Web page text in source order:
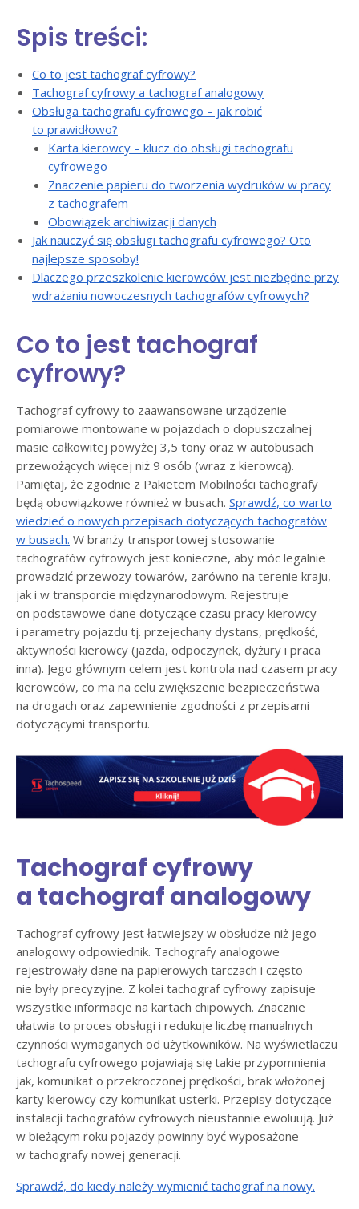
Spis treści:
Co to jest tachograf cyfrowy?
Tachograf cyfrowy a tachograf analogowy
Obsługa tachografu cyfrowego – jak robić
to prawidłowo?
Karta kierowcy – klucz do obsługi tachografu
cyfrowego
Znaczenie papieru do tworzenia wydruków w pracy
z tachografem
Obowiązek archiwizacji danych
Jak nauczyć się obsługi tachografu cyfrowego? Oto
najlepsze sposoby!
Dlaczego przeszkolenie kierowców jest niezbędne przy
wdrażaniu nowoczesnych tachografów cyfrowych?
Co to jest tachograf
cyfrowy?
Tachograf cyfrowy to zaawansowane urządzenie
pomiarowe montowane w pojazdach o dopuszczalnej
masie całkowitej powyżej 3,5 tony oraz w autobusach
przewożących więcej niż 9 osób (wraz z kierowcą).
Pamiętaj, że zgodnie z Pakietem Mobilności tachografy
będą obowiązkowe również w busach. Sprawdź, co warto
wiedzieć o nowych przepisach dotyczących tachografów
w busach. W branży transportowej stosowanie
tachografów cyfrowych jest konieczne, aby móc legalnie
prowadzić przewozy towarów, zarówno na terenie kraju,
jak i w transporcie międzynarodowym. Rejestruje
on podstawowe dane dotyczące czasu pracy kierowcy
i parametry pojazdu tj. przejechany dystans, prędkość,
aktywności kierowcy (jazda, odpoczynek, dyżury i praca
inna). Jego głównym celem jest kontrola nad czasem pracy
kierowców, co ma na celu zwiększenie bezpieczeństwa
na drogach oraz zapewnienie zgodności z przepisami
dotyczącymi transportu.
Tachograf cyfrowy
a tachograf analogowy
Tachograf cyfrowy jest łatwiejszy w obsłudze niż jego
analogowy odpowiednik. Tachografy analogowe
rejestrowały dane na papierowych tarczach i często
nie były precyzyjne. Z kolei tachograf cyfrowy zapisuje
wszystkie informacje na kartach chipowych. Znacznie
ułatwia to proces obsługi i redukuje liczbę manualnych
czynności wymaganych od użytkowników. Na wyświetlaczu
tachografu cyfrowego pojawiają się takie przypomnienia
jak, komunikat o przekroczonej prędkości, brak włożonej
karty kierowcy czy komunikat usterki. Przepisy dotyczące
instalacji tachografów cyfrowych nieustannie ewoluują. Już
w bieżącym roku pojazdy powinny być wyposażone
w tachografy nowej generacji.
Sprawdź, do kiedy należy wymienić tachograf na nowy.